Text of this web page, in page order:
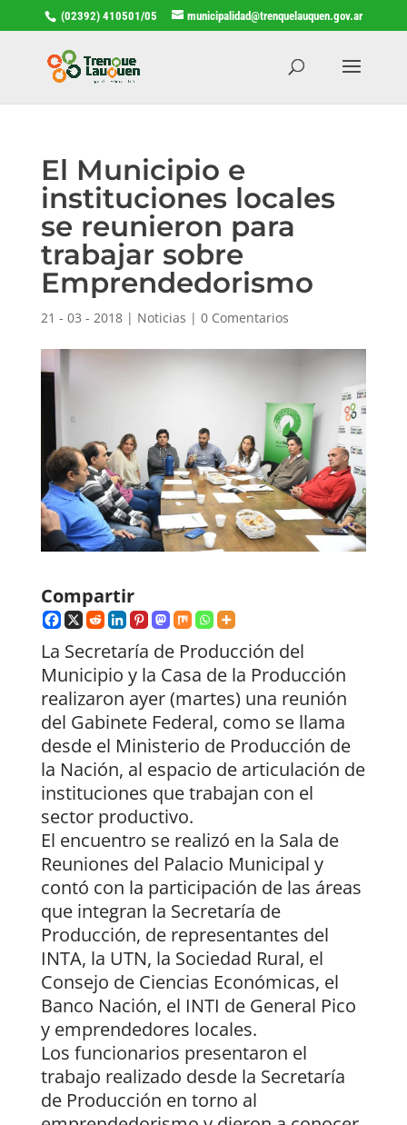
(02392) 410501/05 municipalidad@trenquelauquen.gov.ar
El Municipio e
instituciones locales
se reunieron para
trabajar sobre
Emprendedorismo
21 - 03 - 2018| Noticias | 0 Comentarios
Compartir
La Secretaría de Producción del
Municipio y la Casa de la Producción
realizaron ayer (martes) una reunión
del Gabinete Federal, como se llama
desde el Ministerio de Producción de
la Nación, al espacio de articulación de
instituciones que trabajan con el
sector productivo.
El encuentro se realizó en la Sala de
Reuniones del Palacio Municipal y
contó con la participación de las áreas
que integran la Secretaría de
Producción, de representantes del
INTA, la UTN, la Sociedad Rural, el
Consejo de Ciencias Económicas, el
Banco Nación, el INTI de General Pico
y emprendedores locales.
Los funcionarios presentaron el
trabajo realizado desde la Secretaría
de Producción en torno al